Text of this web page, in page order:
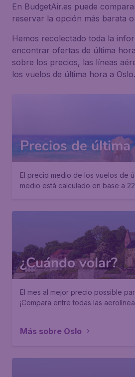
En BudgetAir.es puede
reservar la opción más barata
Hemos recolectado toda la
encontrar ofertas de última
sobre los precios, las líneas
los vuelos de última hora a Oslo.
Precios de última
El precio medio de los vuelos de
medio está calculado en base a
¿Cuándo volar?
El mes al mejor precio possible
¡Compara entre todas las
Más sobre Oslo